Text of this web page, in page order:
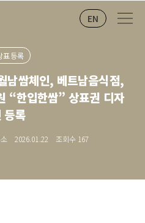
EN
표등록
남쌈체인, 베트남음식점,
“한입한쌈” 상표권 디자
등록
2026.01.22 조회수 167